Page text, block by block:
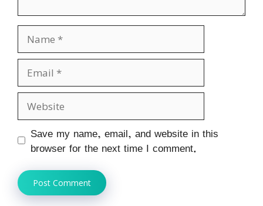
Name
Email
Website
Save my name, email, and website in this
browser for the next time I comment.